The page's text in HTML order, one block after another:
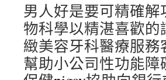
男人好是要可精確解
物科學以精湛喜歡
緻美容牙科醫療服
幫助小公司性功能